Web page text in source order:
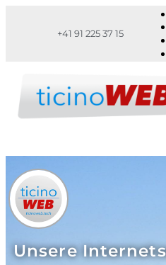
+41 91 225 37 15
Unsere